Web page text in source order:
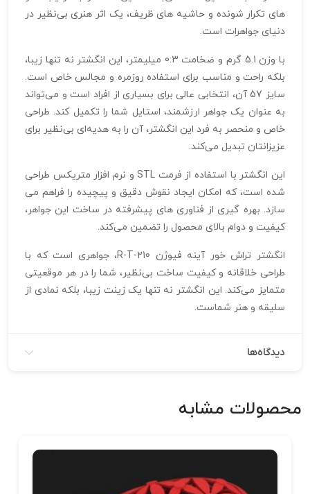
های تکرار شونده و حاشیه‌ های ظریف، یک اثر هنری بی‌نظیر در
دنیای جواهرات است.
با وزن 5.1 گرم و ضخامت 0.3 میلیمتر، این انگشتر نه تنها زیبا،
بلکه راحت و مناسب برای استفاده روزمره و مجالس خاص است.
سایز 57 آن، انتخابی عالی برای بسیاری از افراد است و می‌تواند
به عنوان یک جواهر ارزشمند، استایل شما را تکمیل کند. طراحی
خاص و منحصر به فرد این انگشتر، آن را به هدیه‌ای بی‌نظیر برای
عزیزانتان تبدیل می‌کند.
این انگشتر با استفاده از فرمت STL و نرم‌ افزار متریکس طراحی
شده است، که امکان ایجاد نقوش دقیق و پیچیده را فراهم می‌
سازد. بهره‌ گیری از فناوری‌ های پیشرفته در ساخت این جواهر،
کیفیت و دوام بالای محصول را تضمین می‌کند.
انگشتر تراش خور آینه فیوژن R-T-210، جواهری است که با
طراحی خلاقانه و کیفیت ساخت بی‌نظیر، شما را در هر موقعیتی
متمایز می‌کند. این انگشتر نه تنها یک زینت زیبا، بلکه نمادی از
سلیقه و هنر شماست.
دیدگاه‌ها
محصولات مشابه